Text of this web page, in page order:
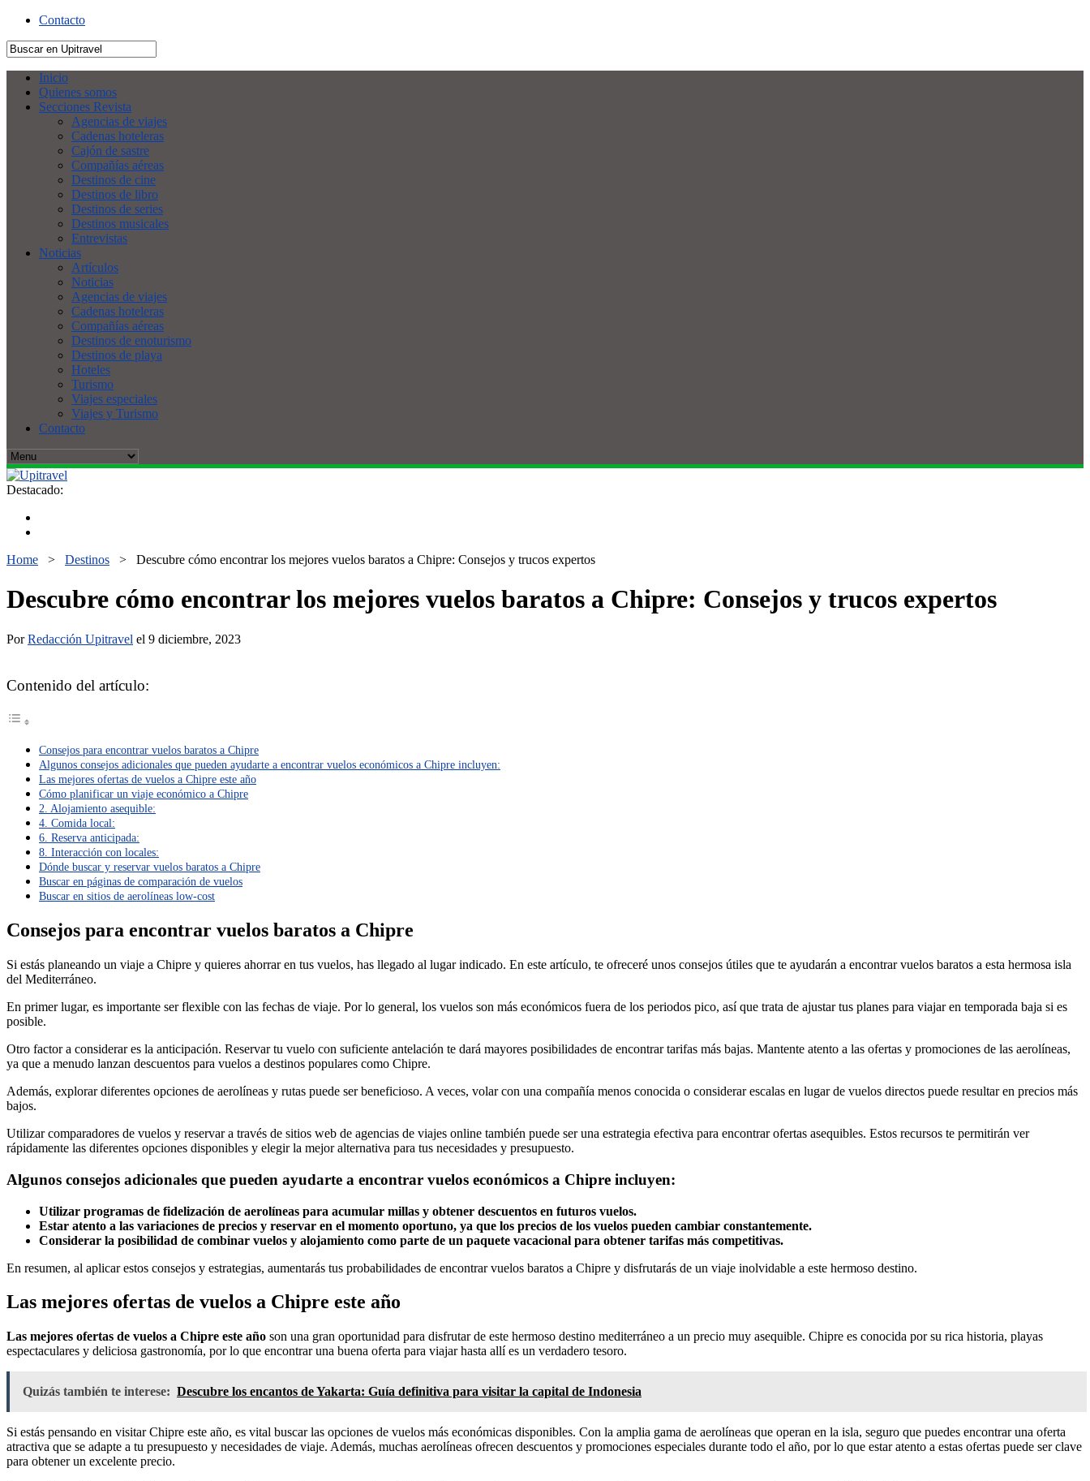
Contacto
Inicio
Quienes somos
Secciones Revista
Agencias de viajes
Cadenas hoteleras
Cajón de sastre
Compañías aéreas
Destinos de cine
Destinos de libro
Destinos de series
Destinos musicales
Entrevistas
Noticias
Artículos
Noticias
Agencias de viajes
Cadenas hoteleras
Compañías aéreas
Destinos de enoturismo
Destinos de playa
Hoteles
Turismo
Viajes especiales
Viajes y Turismo
Contacto
Destacado:
Home > Destinos > Descubre cómo encontrar los mejores vuelos baratos a Chipre: Consejos y trucos expertos
Descubre cómo encontrar los mejores vuelos baratos a Chipre: Consejos y trucos expertos
PorRedacción Upitravel el 9 diciembre, 2023
Contenido del artículo:
Consejos para encontrar vuelos baratos a Chipre
Algunos consejos adicionales que pueden ayudarte a encontrar vuelos económicos a Chipre incluyen:
Las mejores ofertas de vuelos a Chipre este año
Cómo planificar un viaje económico a Chipre
2. Alojamiento asequible:
4. Comida local:
6. Reserva anticipada:
8. Interacción con locales:
Dónde buscar y reservar vuelos baratos a Chipre
Buscar en páginas de comparación de vuelos
Buscar en sitios de aerolíneas low-cost
Consejos para encontrar vuelos baratos a Chipre
Si estás planeando un viaje a Chipre y quieres ahorrar en tus vuelos, has llegado al lugar indicado. En este artículo, te ofreceré unos consejos útiles que te ayudarán a encontrar vuelos baratos a esta hermosa isla
del Mediterráneo.
En primer lugar, es importante ser flexible con las fechas de viaje. Por lo general, los vuelos son más económicos fuera de los periodos pico, así que trata de ajustar tus planes para viajar en temporada baja si es
posible.
Otro factor a considerar es la anticipación. Reservar tu vuelo con suficiente antelación te dará mayores posibilidades de encontrar tarifas más bajas. Mantente atento a las ofertas y promociones de las aerolíneas,
ya que a menudo lanzan descuentos para vuelos a destinos populares como Chipre.
Además, explorar diferentes opciones de aerolíneas y rutas puede ser beneficioso. A veces, volar con una compañía menos conocida o considerar escalas en lugar de vuelos directos puede resultar en precios más
bajos.
Utilizar comparadores de vuelos y reservar a través de sitios web de agencias de viajes online también puede ser una estrategia efectiva para encontrar ofertas asequibles. Estos recursos te permitirán ver
rápidamente las diferentes opciones disponibles y elegir la mejor alternativa para tus necesidades y presupuesto.
Algunos consejos adicionales que pueden ayudarte a encontrar vuelos económicos a Chipre incluyen:
Utilizar programas de fidelización de aerolíneas para acumular millas y obtener descuentos en futuros vuelos.
Estar atento a las variaciones de precios y reservar en el momento oportuno, ya que los precios de los vuelos pueden cambiar constantemente.
Considerar la posibilidad de combinar vuelos y alojamiento como parte de un paquete vacacional para obtener tarifas más competitivas.
En resumen, al aplicar estos consejos y estrategias, aumentarás tus probabilidades de encontrar vuelos baratos a Chipre y disfrutarás de un viaje inolvidable a este hermoso destino.
Las mejores ofertas de vuelos a Chipre este año
Las mejores ofertas de vuelos a Chipre este año son una gran oportunidad para disfrutar de este hermoso destino mediterráneo a un precio muy asequible. Chipre es conocida por su rica historia, playas
espectaculares y deliciosa gastronomía, por lo que encontrar una buena oferta para viajar hasta allí es un verdadero tesoro.
Quizás también te interese: Descubre los encantos de Yakarta: Guía definitiva para visitar la capital de Indonesia
Si estás pensando en visitar Chipre este año, es vital buscar las opciones de vuelos más económicas disponibles. Con la amplia gama de aerolíneas que operan en la isla, seguro que puedes encontrar una oferta
atractiva que se adapte a tu presupuesto y necesidades de viaje. Además, muchas aerolíneas ofrecen descuentos y promociones especiales durante todo el año, por lo que estar atento a estas ofertas puede ser clave
para obtener un excelente precio.